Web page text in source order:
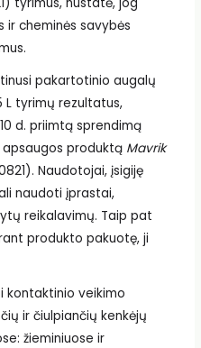
ir cheminės savybės
pakartotinio augalų
L tyrimų rezultatus,
d. priimtą sprendimą
produktą Mavrik
Naudotojai, įsigiję
naudoti įprastai,
reikalavimų. Taip pat
produkto pakuotę, ji
veikimo
ir čiulpiančių kenkėjų
žieminiuose ir